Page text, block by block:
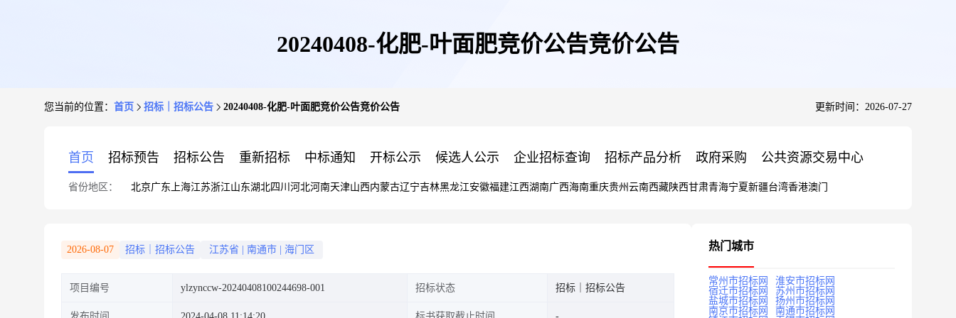
20240408-化肥-叶面肥竞价公告竞价公告
您当前的位置： 首页 招标｜招标公告 20240408-化肥-叶面肥竞价公告竞价公告 更新时间：2026-07-27
首页 招标预告 招标公告 重新招标 中标通知 开标公示 候选人公示 企业招标查询 招标产品分析 政府采购 公共资源交易中心
省份地区： 北京广东 上海江苏浙江山东湖北四川 河北河南天津山西内蒙古辽宁吉林黑龙江安徽福建江西湖南广西海南重庆贵州 云南西藏陕西甘肃青海宁夏新疆台湾香港澳门
2026-08-07 招标｜招标公告 江苏省 南通市 海门区
项目编号 ylzynccw-20240408100244698-001 招标状态 招标｜招标公告
热门城市
常州市招标网
淮安市招标网
宿迁市招标网
苏州市招标网
盐城市招标网
扬州市招标网
南京市招标网
南通市招标网